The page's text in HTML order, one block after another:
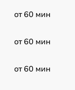
от 60 мин
от 60 мин
от 60 мин